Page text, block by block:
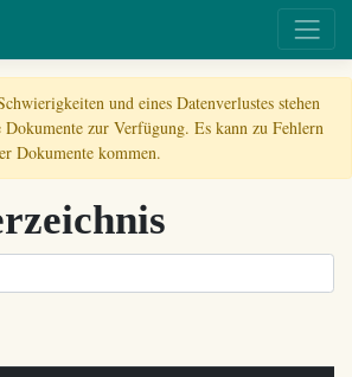
und eines Datenverlustes stehen
zur Verfügung. Es kann zu Fehlern
Dokumente kommen.